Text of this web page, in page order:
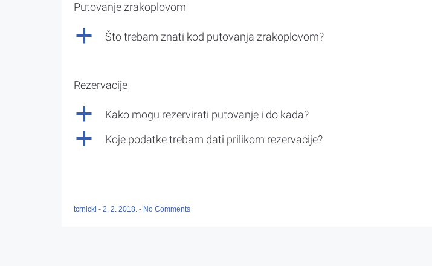
Putovanje zrakoplovom
a Što trebam znati kod putovanja zrakoplovom?
Rezervacije
a Kako mogu rezervirati putovanje i do kada?
a Koje podatke trebam dati prilikom rezervacije?
tcrnicki - 2. 2. 2018. - No Comments